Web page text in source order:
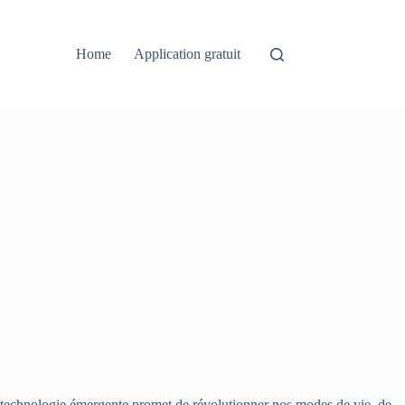
Home Application gratuit